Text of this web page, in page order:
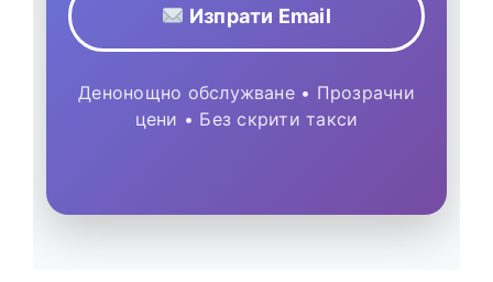
Изпрати Email
Денонощно обслужване • Прозрачни
цени • Без скрити такси